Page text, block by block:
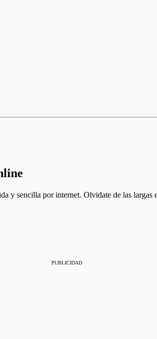
y sencilla por internet. Olvidate de las
PUBLICIDAD